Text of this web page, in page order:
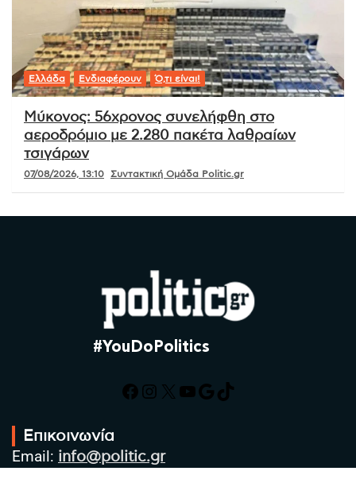
Ελλάδα Ενδιαφέρουν Ό,τι είναι!
Μύκονος: 56χρονος συνελήφθη στο
αεροδρόμιο με 2.280 πακέτα λαθραίων
τσιγάρων
07/08/2026, 13:10 Συντακτική Ομάδα Politic.gr
#YouDoPolitics
Facebook
Instagram
X YouTube
Google
TikTok
Επικοινωνία
Email: info@politic.gr